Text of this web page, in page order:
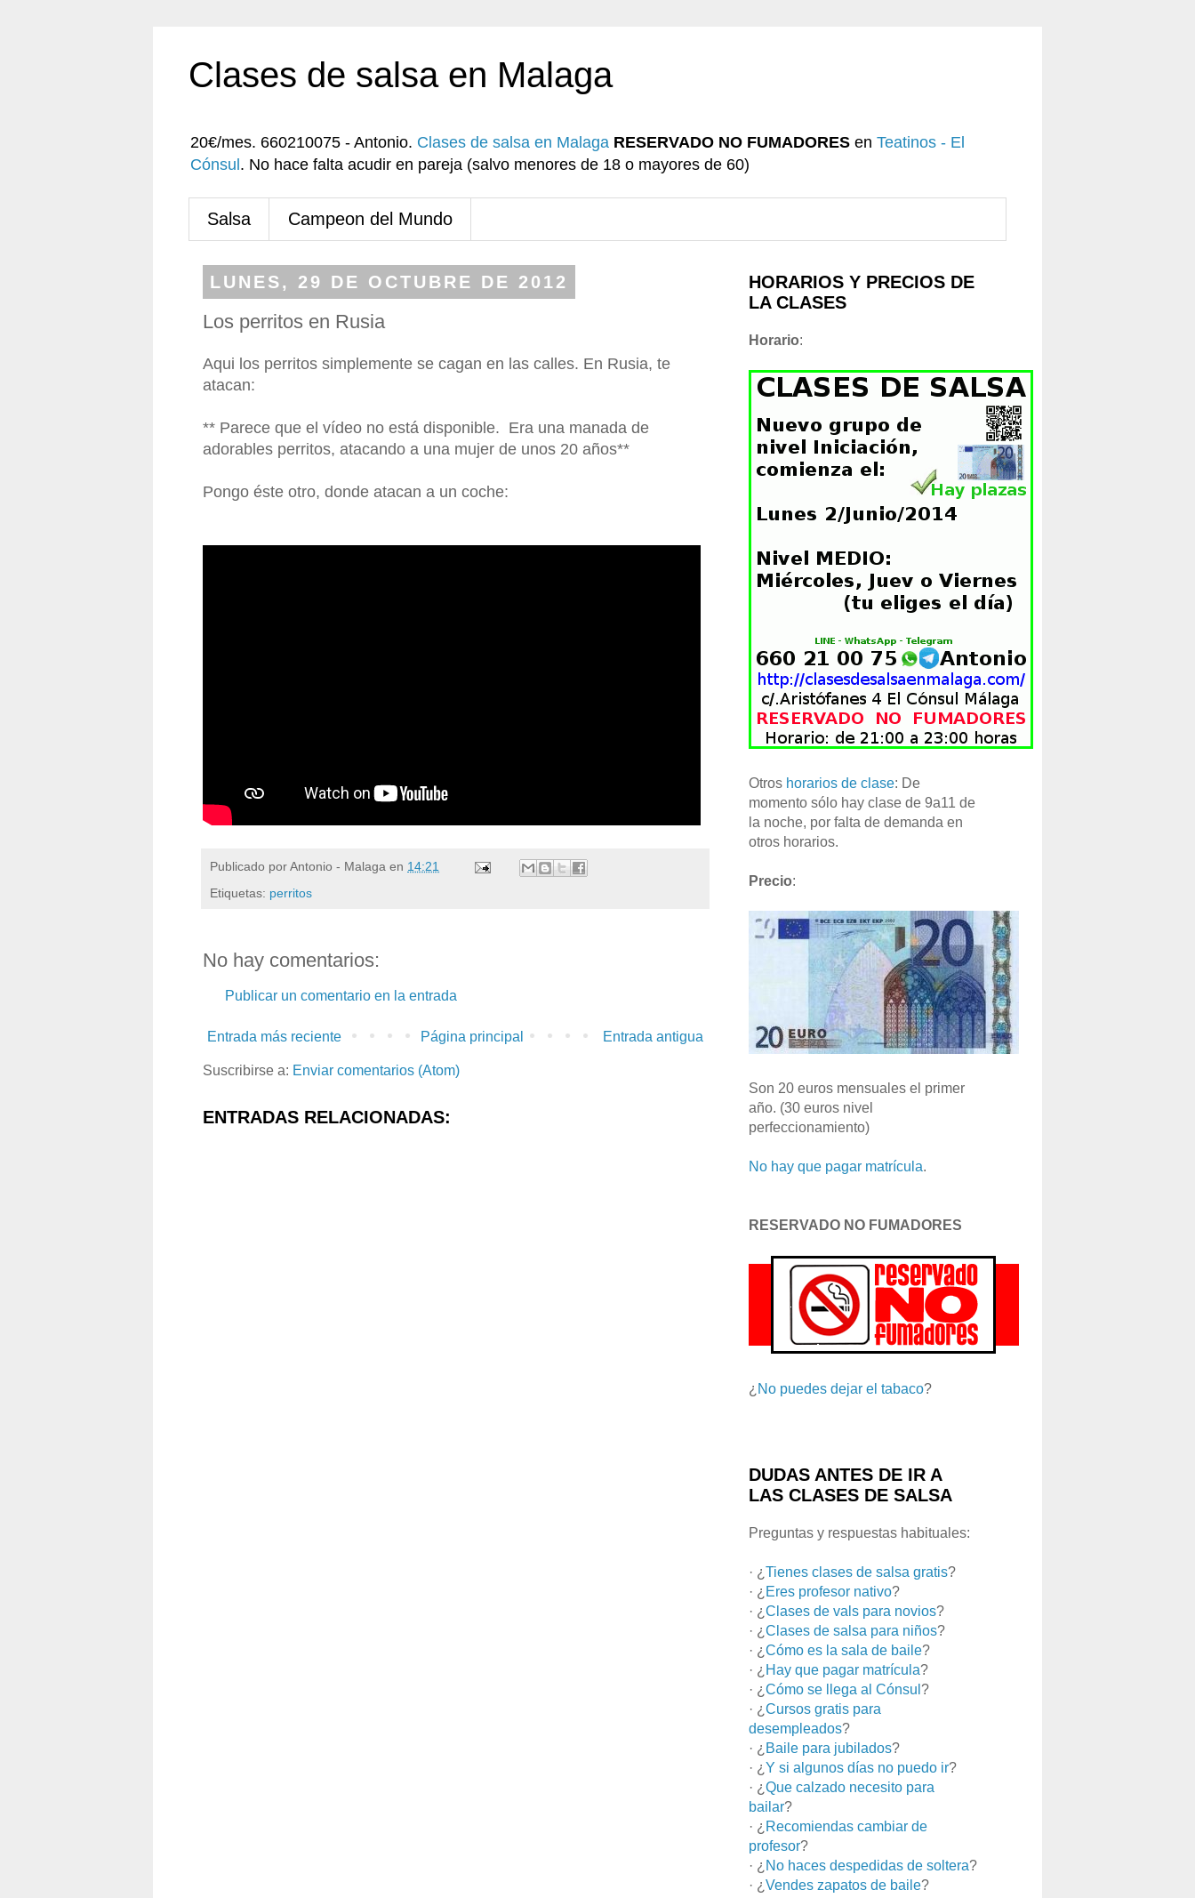
Clases de salsa en Malaga
20€/mes. 660210075 - Antonio. Clases de salsa en Malaga RESERVADO NO FUMADORES en Teatinos - El
Cónsul . No hace falta acudir en pareja (salvo menores de 18 o mayores de 60)
Salsa Campeon del Mundo
LUNES, 29 DE OCTUBRE DE 2012
Los perritos en Rusia
Aqui los perritos simplemente se cagan en las calles. En Rusia, te
atacan:
** Parece que el vídeo no está disponible. Era una manada de
adorables perritos, atacando a una mujer de unos 20 años**
Pongo éste otro, donde atacan a un coche:
Publicado porAntonio - Malaga en 14:21
Etiquetas: perritos
No hay comentarios:
Publicar un comentario en la entrada
Entrada más reciente Entrada antigua
Página principal
Suscribirse a: Enviar comentarios (Atom)
ENTRADAS RELACIONADAS:
HORARIOS Y PRECIOS DE
LA CLASES
Horario:
Otros horarios de clase: De
momento sólo hay clase de 9a11 de
la noche, por falta de demanda en
otros horarios.
Precio:
Son 20 euros mensuales el primer
año. (30 euros nivel
perfeccionamiento)
No hay que pagar matrícula.
RESERVADO NO FUMADORES
¿ No puedes dejar el tabaco?
DUDAS ANTES DE IR A
LAS CLASES DE SALSA
Preguntas y respuestas habituales:
· ¿ Tienes clases de salsa gratis?
· ¿ Eres profesor nativo?
· ¿ Clases de vals para novios?
· ¿ Clases de salsa para niños?
· ¿ Cómo es la sala de baile?
· ¿ Hay que pagar matrícula?
· ¿ Cómo se llega al Cónsul ?
· ¿ Cursos gratis para
desempleados?
· ¿ Baile para jubilados?
· ¿ Y si algunos días no puedo ir?
· ¿ Que calzado necesito para
bailar?
· ¿ Recomiendas cambiar de
profesor?
· ¿ No haces despedidas de soltera?
· ¿ Vendes zapatos de baile?